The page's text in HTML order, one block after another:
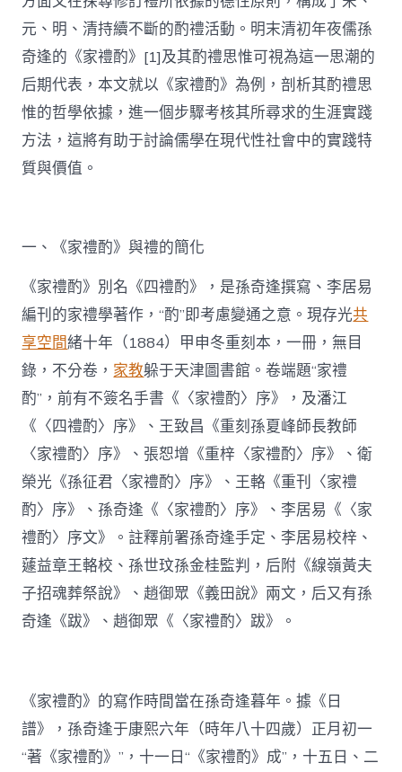
元、明、清持續不斷的酌禮活動。明末清初年夜儒孫
奇逢的《家禮酌》[1]及其酌禮思惟可視為這一思潮的
后期代表，本文就以《家禮酌》為例，剖析其酌禮思
惟的哲學依據，進一個步驟考核其所尋求的生涯實踐
方法，這將有助于討論儒學在現代性社會中的實踐特
質與價值。
一、《家禮酌》與禮的簡化
《家禮酌》別名《四禮酌》，是孫奇逢撰寫、李居易
編刊的家禮學著作，“酌”即考慮變通之意。現存光共
享空間緒十年（1884）甲申冬重刻本，一冊，無目
錄，不分卷， 家教躲于天津圖書館。卷端題“家禮
酌”，前有不簽名手書《〈家禮酌〉序》，及潘江
《〈四禮酌〉序》、王致昌《重刻孫夏峰師長教師
〈家禮酌〉序》、張恕增《重梓〈家禮酌〉序》、衛
榮光《孫征君〈家禮酌〉序》、王輅《重刊〈家禮
酌〉序》、孫奇逢《〈家禮酌〉序》、李居易《〈家
禮酌〉序文》。註釋前署孫奇逢手定、李居易校梓、
蘧益章王輅校、孫世玟孫金桂監判，后附《線嶺黃夫
子招魂葬祭說》、趙御眾《義田說》兩文，后又有孫
奇逢《跋》、趙御眾《〈家禮酌〉跋》。
《家禮酌》的寫作時間當在孫奇逢暮年。據《日
譜》，孫奇逢于康熙六年（時年八十四歲）正月初一
“著《家禮酌》”，十一日“《家禮酌》成”，十五日、二